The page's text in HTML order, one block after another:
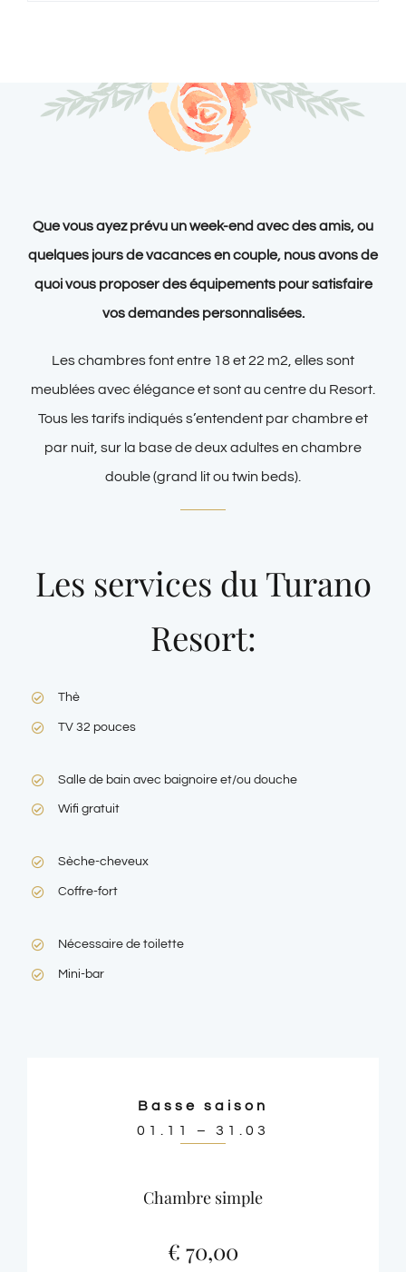
Que vous ayez prévu un week-end avec des amis, ou
quelques jours de vacances en couple, nous avons de
quoi vous proposer des équipements pour satisfaire
vos demandes personnalisées.
Les chambres font entre 18 et 22 m2, elles sont
meublées avec élégance et sont au centre du Resort.
Tous les tarifs indiqués s’entendent par chambre et
par nuit, sur la base de deux adultes en chambre
double (grand lit ou twin beds).
Les services du Turano
Resort:
Thè
TV 32 pouces
Salle de bain avec baignoire et/ou douche
Wifi gratuit
Sèche-cheveux
Coffre-fort
Nécessaire de toilette
Mini-bar
Basse saison
01.11 – 31.03
Chambre simple
€ 70,00